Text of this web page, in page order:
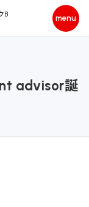
B
advisor誕